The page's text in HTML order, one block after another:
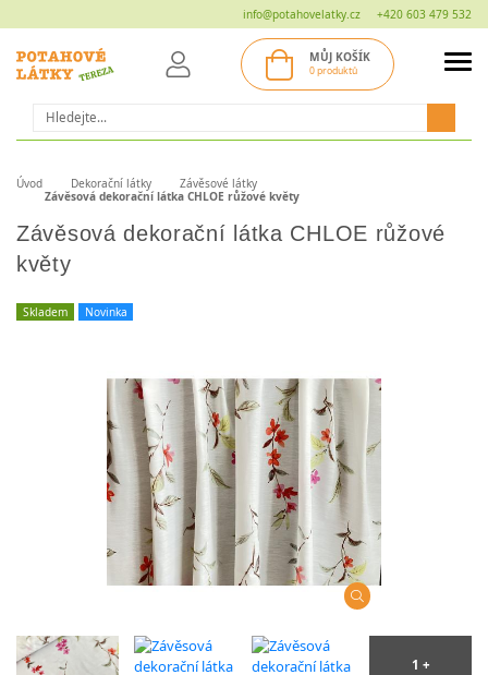
info@potahovelatky.cz +420 603 479 532
Hledat
MŮJ KOŠÍK
0 produktů
Úvod Dekorační látky
Závěsové látky
Závěsová dekorační látka CHLOE růžové květy
Závěsová dekorační látka CHLOE růžové
květy
Skladem Novinka